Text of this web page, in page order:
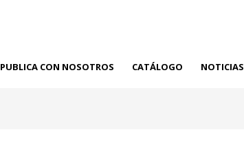
PUBLICA CON NOSOTROS CATÁLOGO NOTICIAS